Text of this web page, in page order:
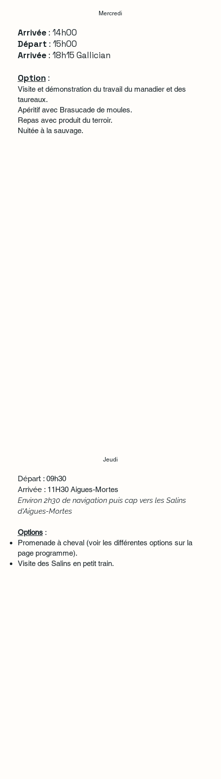
Mercredi
Arrivée : 14h00
Départ : 15h00
Arrivée: 18h15 Gallician
Option:
Visite et démonstration du travail du manadier et des
taureaux.
Apéritif avec Brasucade de moules.
Repas avec produit du terroir.
Nuitée à la sauvage.
Jeudi
Départ: 09h30
Arrivée: 11H30 Aigues-Mortes
Environ 2h30 de navigation puis cap vers les Salins
d'Aigues-Mortes
Options:
Promenade à cheval (voir les différentes options sur la
page programme).
Visite des Salins en petit train.